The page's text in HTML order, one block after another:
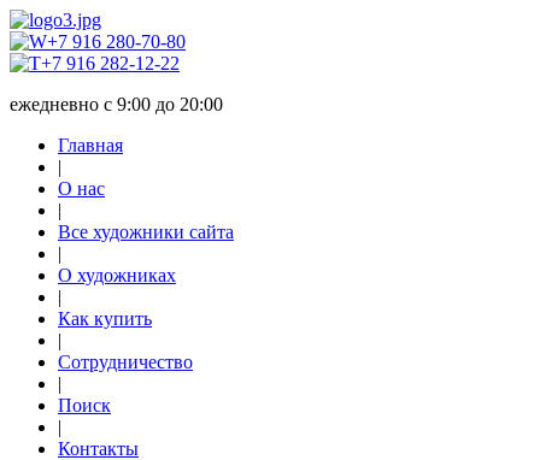
+7 916 280-70-80
+7 916 282-12-22
ежедневно с 9:00 до 20:00
Главная
|
О нас
|
Все художники сайта
|
О художниках
|
Как купить
|
Сотрудничество
|
Поиск
|
Контакты